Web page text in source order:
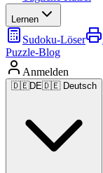
Lernen
Sudoku-Löser
Puzzle-Blog
Anmelden
🇩🇪DE🇩🇪 Deutsch